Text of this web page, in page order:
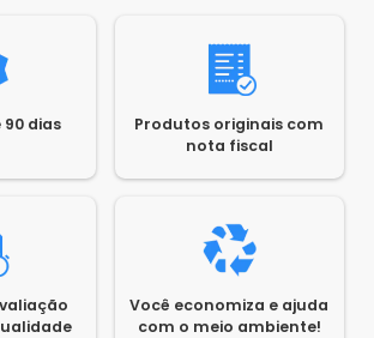
dias
Produtos originais com
nota fiscal
Você economiza e ajuda
com o meio ambiente!